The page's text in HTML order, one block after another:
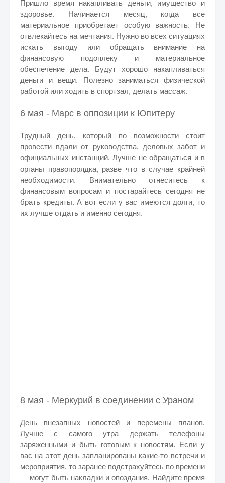
Пришло время накапливать деньги, имущество и
здоровье. Начинается месяц, когда все
материальное приобретает особую важность. Не
отвлекайтесь на мечтания. Нужно во всех ситуациях
искать выгоду или обращать внимание на
финансовую подоплеку и материальное
обеспечение дела. Будут хорошо накапливаться
деньги и вещи. Полезно заниматься физической
работой или ходить в спортзал, делать массаж.
6 мая - Марс в оппозиции к Юпитеру
Трудный день, который по возможности стоит
провести вдали от руководства, деловых забот и
официальных инстанций. Лучше не обращаться и в
органы правопорядка, разве что в случае крайней
необходимости. Внимательно отнеситесь к
финансовым вопросам и постарайтесь сегодня не
брать кредиты. А вот если у вас имеются долги, то
их лучше отдать и именно сегодня.
8 мая - Меркурий в соединении с Ураном
День внезапных новостей и перемены планов.
Лучше с самого утра держать телефоны
заряженными и быть готовым к новостям. Если у
вас на этот день запланированы какие-то встречи и
мероприятия, то заранее подстрахуйтесь по времени
— могут быть накладки и опоздания. Найдите время